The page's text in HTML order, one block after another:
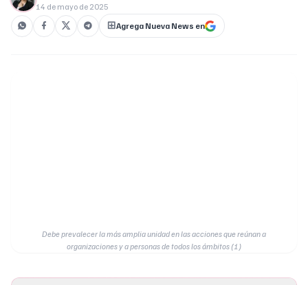
14 de mayo de 2025
Agrega Nueva News en
Debe prevalecer la más amplia unidad en las acciones que reúnan a
organizaciones y a personas de todos los ámbitos (1)